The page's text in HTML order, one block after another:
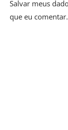
Salvar meus
que eu comentar.